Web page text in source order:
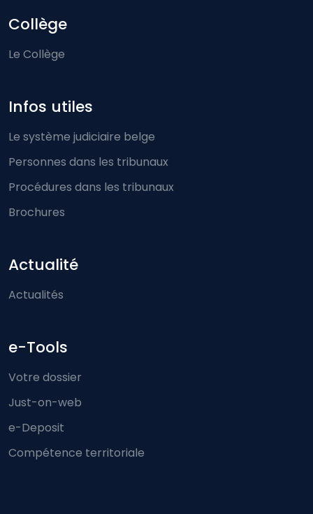
Collège
Le Collège
Infos utiles
Le système judiciaire belge
Personnes dans les tribunaux
Procédures dans les tribunaux
Brochures
Actualité
Actualités
e-Tools
Votre dossier
Just-on-web
e-Deposit
Compétence territoriale